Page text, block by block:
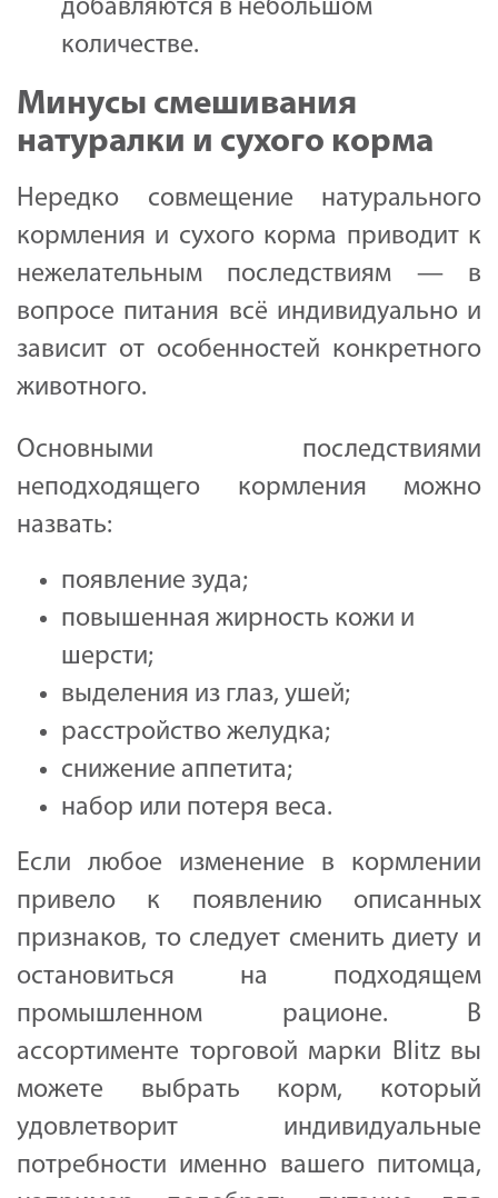
добавляются в небольшом
количестве.
Минусы смешивания
натуралки и сухого корма
Нередко совмещение натурального
кормления и сухого корма приводит к
нежелательным последствиям — в
вопросе питания всё индивидуально и
зависит от особенностей конкретного
животного.
Основными последствиями
неподходящего кормления можно
назвать:
появление зуда;
повышенная жирность кожи и
шерсти;
выделения из глаз, ушей;
расстройство желудка;
снижение аппетита;
набор или потеря веса.
Если любое изменение в кормлении
привело к появлению описанных
признаков, то следует сменить диету и
остановиться на подходящем
промышленном рационе. В
ассортименте торговой марки Blitz вы
можете выбрать корм, который
удовлетворит индивидуальные
потребности именно вашего питомца,